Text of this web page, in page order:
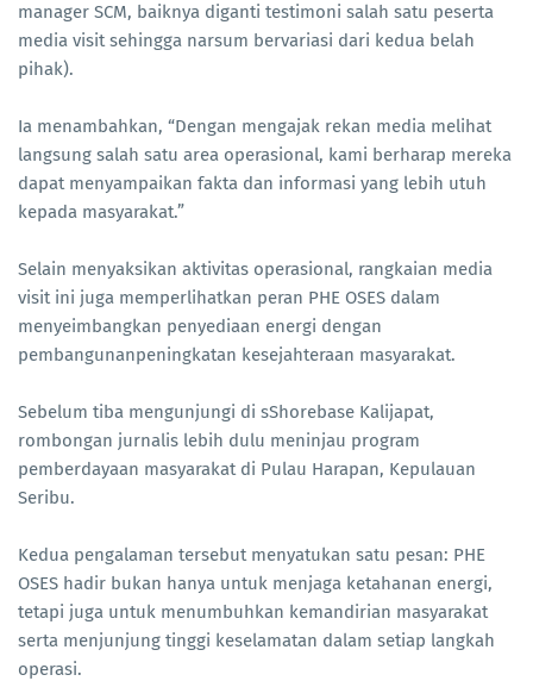
manager SCM, baiknya diganti testimoni salah satu peserta
media visit sehingga narsum bervariasi dari kedua belah
pihak).
Ia menambahkan, “Dengan mengajak rekan media melihat
langsung salah satu area operasional, kami berharap mereka
dapat menyampaikan fakta dan informasi yang lebih utuh
kepada masyarakat.”
Selain menyaksikan aktivitas operasional, rangkaian media
visit ini juga memperlihatkan peran PHE OSES dalam
menyeimbangkan penyediaan energi dengan
pembangunanpeningkatan kesejahteraan masyarakat.
Sebelum tiba mengunjungi di sShorebase Kalijapat,
rombongan jurnalis lebih dulu meninjau program
pemberdayaan masyarakat di Pulau Harapan, Kepulauan
Seribu.
Kedua pengalaman tersebut menyatukan satu pesan: PHE
OSES hadir bukan hanya untuk menjaga ketahanan energi,
tetapi juga untuk menumbuhkan kemandirian masyarakat
serta menjunjung tinggi keselamatan dalam setiap langkah
operasi.